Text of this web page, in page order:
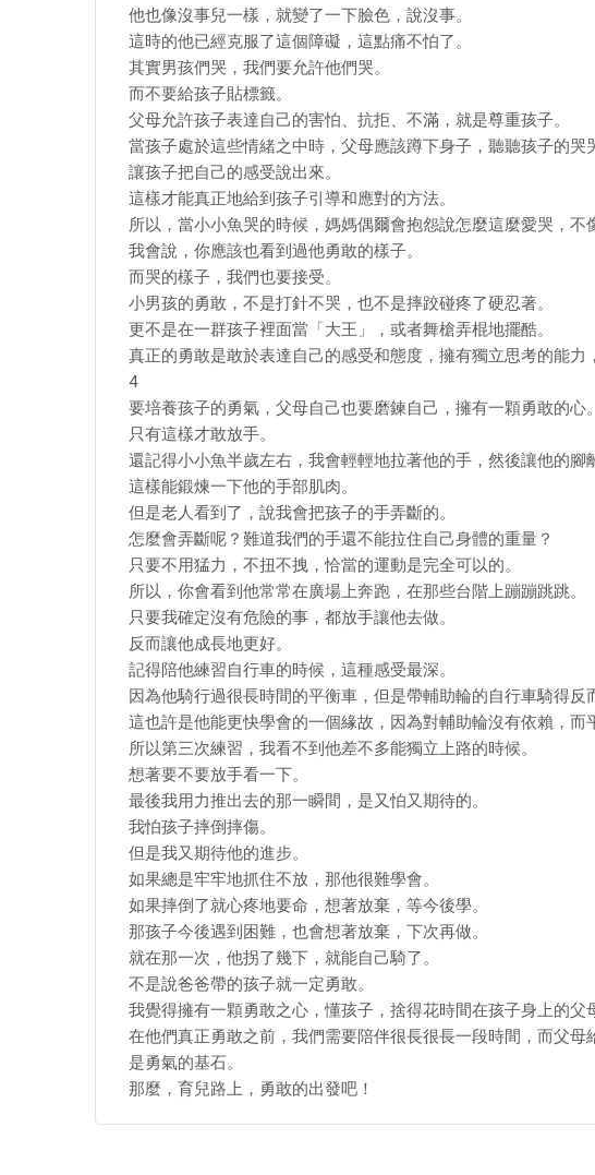
他也像沒事兒一樣，就變了一下臉色，說沒事。
這時的他已經克服了這個障礙，這點痛不怕了。
其實男孩們哭，我們要允許他們哭。
而不要給孩子貼標籤。
父母允許孩子表達自己的害怕、抗拒、不滿，就是尊重孩子。
當孩子處於這些情緒之中時，父母應該蹲下身子，聽聽孩子的哭
讓孩子把自己的感受說出來。
這樣才能真正地給到孩子引導和應對的方法。
所以，當小小魚哭的時候，媽媽偶爾會抱怨說怎麼這麼愛哭，不
我會說，你應該也看到過他勇敢的樣子。
而哭的樣子，我們也要接受。
小男孩的勇敢，不是打針不哭，也不是摔跤碰疼了硬忍著。
更不是在一群孩子裡面當「大王」，或者舞槍弄棍地擺酷。
真正的勇敢是敢於表達自己的感受和態度，擁有獨立思考的能力
4
要培養孩子的勇氣，父母自己也要磨鍊自己，擁有一顆勇敢的心。
只有這樣才敢放手。
還記得小小魚半歲左右，我會輕輕地拉著他的手，然後讓他的腳
這樣能鍛煉一下他的手部肌肉。
但是老人看到了，說我會把孩子的手弄斷的。
怎麼會弄斷呢？難道我們的手還不能拉住自己身體的重量？
只要不用猛力，不扭不拽，恰當的運動是完全可以的。
所以，你會看到他常常在廣場上奔跑，在那些台階上蹦蹦跳跳。
只要我確定沒有危險的事，都放手讓他去做。
反而讓他成長地更好。
記得陪他練習自行車的時候，這種感受最深。
因為他騎行過很長時間的平衡車，但是帶輔助輪的自行車騎得反
這也許是他能更快學會的一個緣故，因為對輔助輪沒有依賴，而
所以第三次練習，我看不到他差不多能獨立上路的時候。
想著要不要放手看一下。
最後我用力推出去的那一瞬間，是又怕又期待的。
我怕孩子摔倒摔傷。
但是我又期待他的進步。
如果總是牢牢地抓住不放，那他很難學會。
如果摔倒了就心疼地要命，想著放棄，等今後學。
那孩子今後遇到困難，也會想著放棄，下次再做。
就在那一次，他拐了幾下，就能自己騎了。
不是說爸爸帶的孩子就一定勇敢。
我覺得擁有一顆勇敢之心，懂孩子，捨得花時間在孩子身上的父
在他們真正勇敢之前，我們需要陪伴很長很長一段時間，而父母
是勇氣的基石。
那麼，育兒路上，勇敢的出發吧！